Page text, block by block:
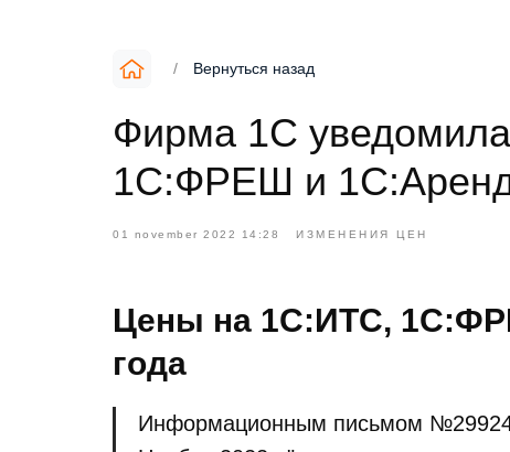
/ Вернуться назад
Фирма 1С
1С:ФРЕШ и
01 november 2022 14:28 ИЗМЕНЕНИЯ ЦЕН
Цены на 1С:ИТС,
года
Информационным письмом №29924